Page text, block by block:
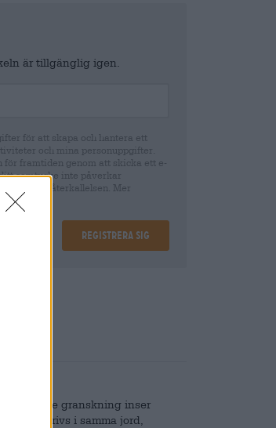
är tillgänglig igen.
för att skapa och hantera ett
och mina personuppgifter.
för framtiden genom att skicka ett e-
samtycke inte påverkar
för återkallelsen. Mer
Registrera sig
närmare granskning inser
klimat, trivs i samma jord,